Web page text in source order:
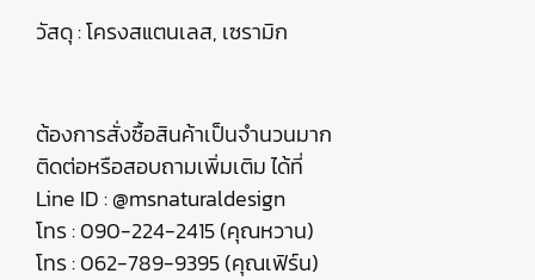
วัสดุ : โครงสแตนเลส, เซรามิก
ต้องการสั่งซื้อสินค้าเป็นจำนวนมาก
ติดต่อหรือสอบถามเพิ่มเติม ได้ที่
Line ID : @msnaturaldesign
โทร : 090-224-2415 (คุณหวาน)
โทร : 062-789-9395 (คุณเฟิร์น)